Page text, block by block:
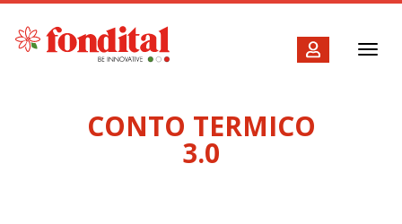
CONTO TERMICO
3.0